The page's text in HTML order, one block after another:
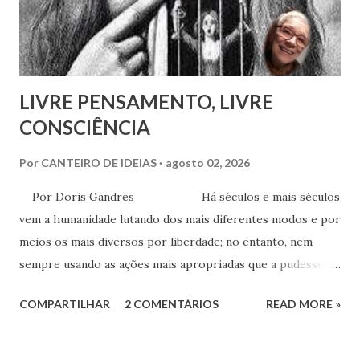
LIVRE PENSAMENTO, LIVRE
CONSCIÊNCIA
Por CANTEIRO DE IDEIAS agosto 02, 2026
Por Doris Gandres Há séculos e mais séculos
vem a humanidade lutando dos mais diferentes modos e por
meios os mais diversos por liberdade; no entanto, nem
sempre usando as ações mais apropriadas que a pudessem
aspecto material, terreno... Mesmo civilizações,
COMPARTILHAR 2 COMENTÁRIOS READ MORE »